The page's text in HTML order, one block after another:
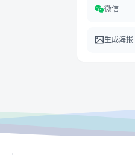
微信
生成海报